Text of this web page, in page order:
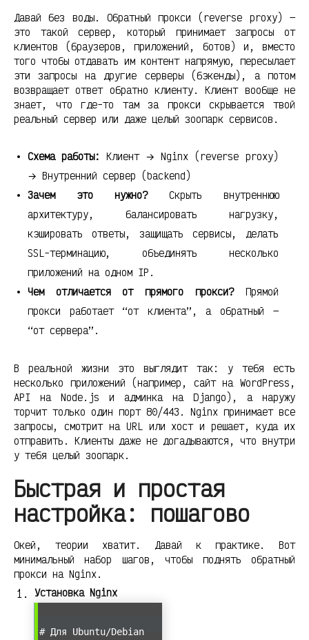
Давай без воды. Обратный прокси (reverse proxy) —
это такой сервер, который принимает запросы от
клиентов (браузеров, приложений, ботов) и, вместо
того чтобы отдавать им контент напрямую, пересылает
эти запросы на другие серверы (бэкенды), а потом
возвращает ответ обратно клиенту. Клиент вообще не
знает, что где-то там за прокси скрывается твой
реальный сервер или даже целый зоопарк сервисов.
Схема работы: Клиент → Nginx (reverse proxy)
→ Внутренний сервер (backend)
Зачем это нужно?Скрыть внутреннюю
архитектуру, балансировать нагрузку,
кэшировать ответы, защищать сервисы, делать
SSL-терминацию, объединять несколько
приложений на одном IP.
Чем отличается от прямого прокси?Прямой
прокси работает “от клиента”, а обратный —
“от сервера”.
В реальной жизни это выглядит так: у тебя есть
несколько приложений (например, сайт на WordPress,
API на Node.js и админка на Django), а наружу
торчит только один порт 80/443. Nginx принимает все
запросы, смотрит на URL или хост и решает, куда их
отправить. Клиенты даже не догадываются, что внутри
у тебя целый зоопарк.
Быстрая и простая
настройка: пошагово
Окей, теории хватит. Давай к практике. Вот
минимальный набор шагов, чтобы поднять обратный
прокси на Nginx.
Установка Nginx
# Для Ubuntu/Debian